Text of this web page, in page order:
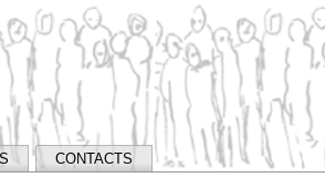
CONTACTS